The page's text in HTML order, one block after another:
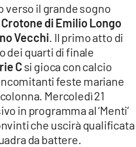
verso il grande sogno
Crotone di Emilio Longo
Vecchi . Il primo atto di
dei quarti di finale
C si gioca con calcio
feste mariane
Mercoledì 21
in programma al ‘Menti’
che uscirà qualificata
da battere.